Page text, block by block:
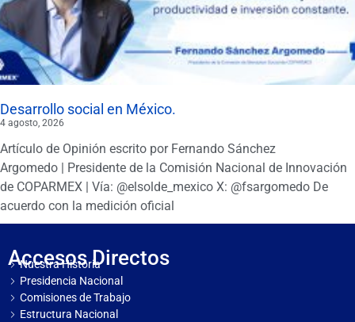
Desarrollo social en México.
4 agosto, 2026
Artículo de Opinión escrito por Fernando Sánchez
Argomedo | Presidente de la Comisión Nacional de Innovación
de COPARMEX | Vía: @elsolde_mexico X: @fsargomedo De
acuerdo con la medición oficial
Accesos Directos
Nuestra Historia
Presidencia Nacional
Comisiones de Trabajo
Estructura Nacional